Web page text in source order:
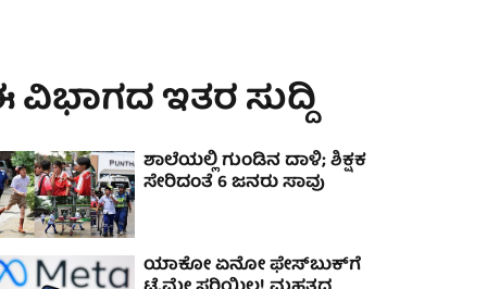
ವಿಭಾಗದ ಇತರ ಸುದ್ದಿ
ಶಾಲೆಯಲ್ಲಿ ಗುಂಡಿನ ದಾಳಿ; ಶಿಕ್ಷಕ
ಸೇರಿದಂತೆ 6 ಜನರು ಸಾವು
ಯಾಕೋ ಏನೋ ಫೇಸ್‌ಬುಕ್‌ಗೆ